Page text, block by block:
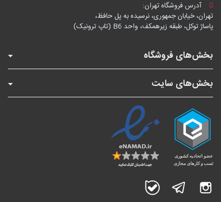
آدرس فروشگاه تهران:
تهران، خیابان جمهوری، نرسیده به پل حافظ،
پاساژ توکل، طبقه زیرهمکف، واحد B6 (تاپ ترونیک)
بخش‌های فروشگاه
بخش‌های سایت
اینستاگرام تلگرام